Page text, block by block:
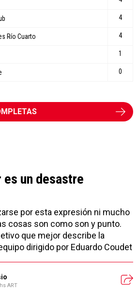
es un desastre
por esta expresión ni mucho
cosas son como son y punto.
que mejor describe la
dirigido por Eduardo Coudet
ART